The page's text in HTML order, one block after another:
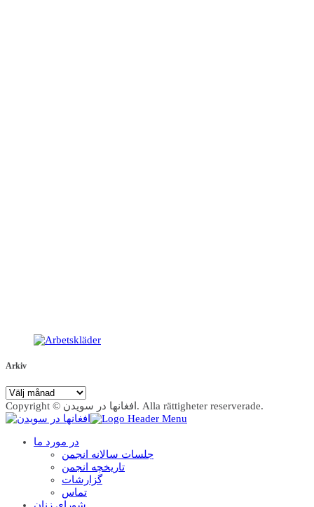
Arkiv
Arkiv
Copyright © افغانها در سویدن. Alla rättigheter reserverade.
در مورد ما
جلسات سالانه انجمن
تاریخچه انجمن
گزارشات
تماس